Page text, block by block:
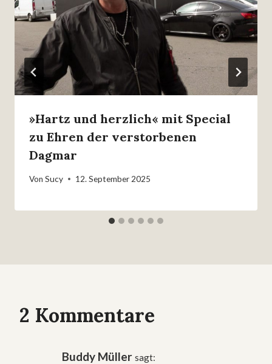
»Hartz und herzlich« mit Special
zu Ehren der verstorbenen
Dagmar
Von Sucy 12. September 2025
2 Kommentare
Buddy Müller sagt: